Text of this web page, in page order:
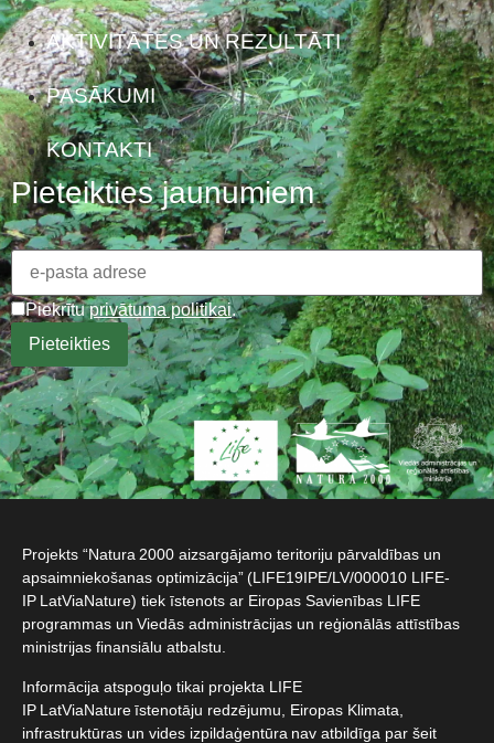
AKTIVITĀTES UN REZULTĀTI
PASĀKUMI
KONTAKTI
Pieteikties jaunumiem
Piekrītuprivātuma politikai.
Projekts “Natura 2000 aizsargājamo teritoriju pārvaldības un
apsaimniekošanas optimizācija” (LIFE19IPE/LV/000010 LIFE-
IP LatViaNature) tiek īstenots ar Eiropas Savienības LIFE
programmas un Viedās administrācijas un reģionālās attīstības
ministrijas finansiālu atbalstu.​
Informācija atspoguļo tikai projekta LIFE
IP LatViaNature īstenotāju redzējumu, Eiropas Klimata,
infrastruktūras un vides izpildaģentūra nav atbildīga par šeit